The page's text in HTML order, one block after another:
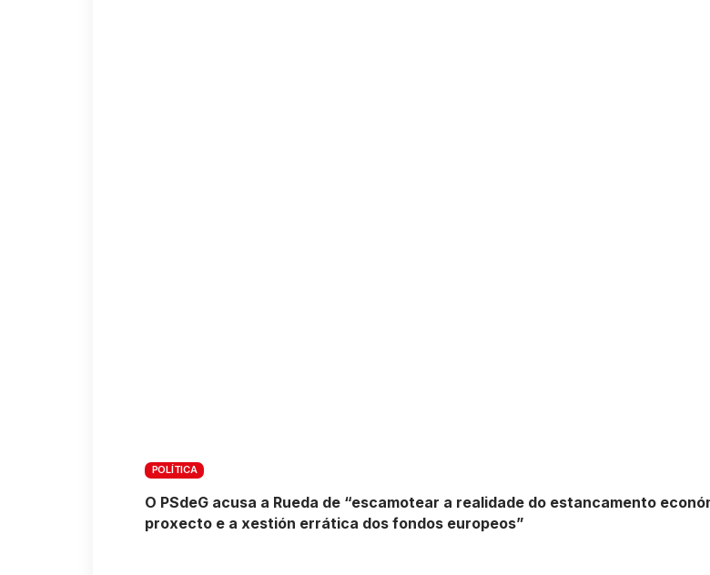
POLÍTICA
O PSdeG acusa a Rueda de “escamotear a realidade do estancamento
proxecto e a xestión errática dos fondos europeos”